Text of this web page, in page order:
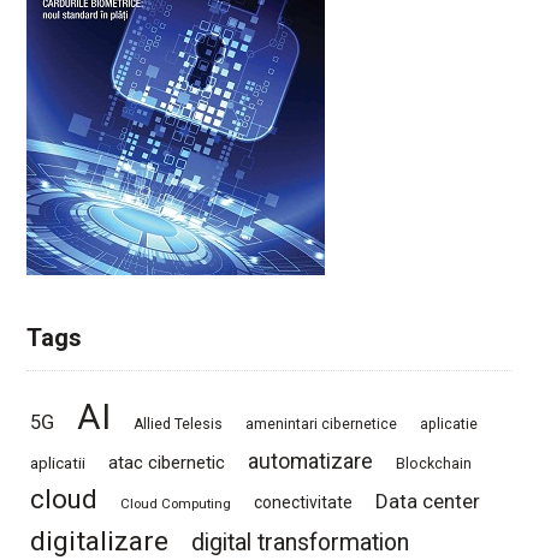
Tags
5G AI Allied Telesis amenintari cibernetice aplicatie
aplicatii atac cibernetic automatizare Blockchain
cloud Cloud Computing conectivitate Data center
digitalizare digital transformation